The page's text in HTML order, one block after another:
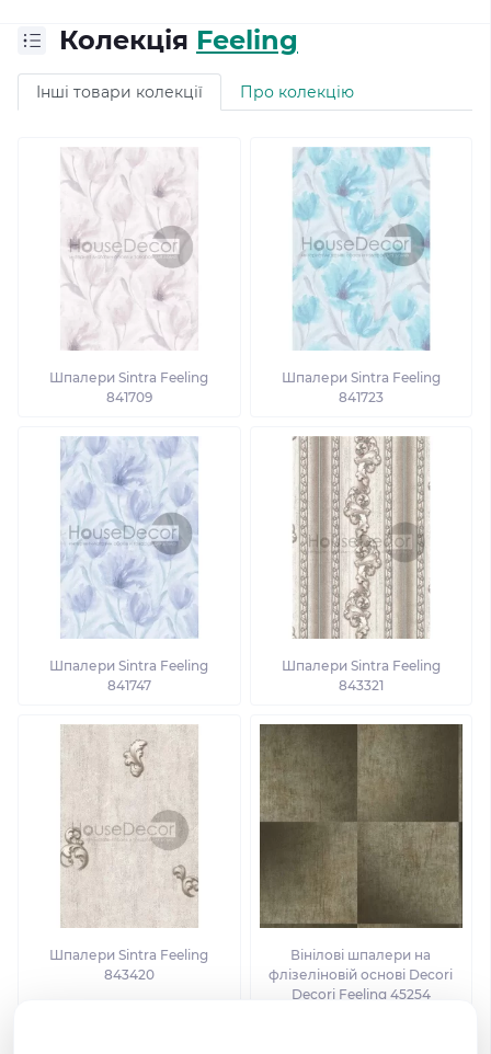
Колекція Feeling
Інші товари колекції Про колекцію
Шпалери Sintra Feeling
841709
Шпалери Sintra Feeling
841723
Шпалери Sintra Feeling
841747
Шпалери Sintra Feeling
843321
Шпалери Sintra Feeling
843420
Вінілові шпалери на
флізеліновій основі Decori
Decori Feeling 45254